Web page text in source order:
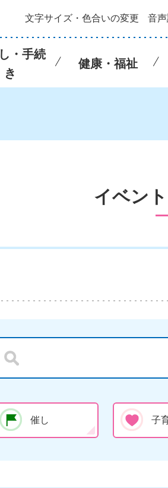
文字サイズ・色合いの変更 音
・手続
き
健康・福祉
イベン
催し 子